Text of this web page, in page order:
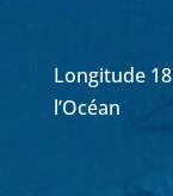
Longitude
l’Océan